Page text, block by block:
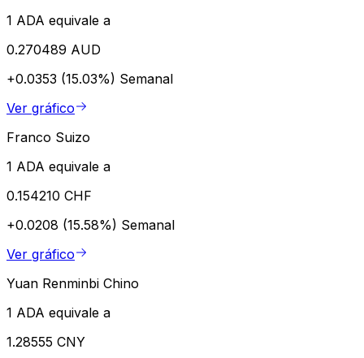
1 ADA equivale a
0.270489 AUD
+0.0353 (15.03%) Semanal
Ver gráfico
Franco Suizo
1 ADA equivale a
0.154210 CHF
+0.0208 (15.58%) Semanal
Ver gráfico
Yuan Renminbi Chino
1 ADA equivale a
1.28555 CNY